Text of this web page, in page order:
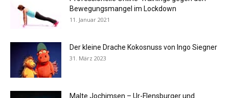
Bewegungsmangel im Lockdown
11. Januar 2021
Der kleine Drache Kokosnuss von Ingo Siegner
31. März 2023
Malte Jochimsen – Ur-Flensburger und